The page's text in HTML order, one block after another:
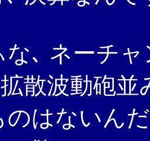
な､ ネーチ
散波動砲
のはないん